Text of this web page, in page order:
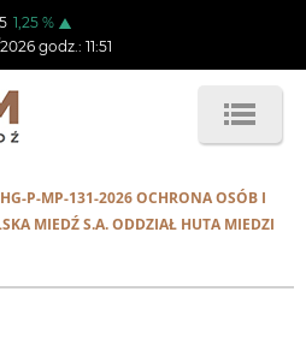
1,25 %
godz.: 11:51
P-MP-131-2026 OCHRONA OSÓB I
MIEDŹ S.A. ODDZIAŁ HUTA MIEDZI